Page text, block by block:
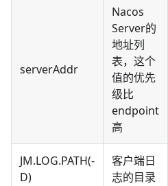
serverAddr
Nacos
Server的
地址列
表，这个
值的优先
级比
endpoint
高
JM.LOG.PATH(-
D)
客户端日
志的目录